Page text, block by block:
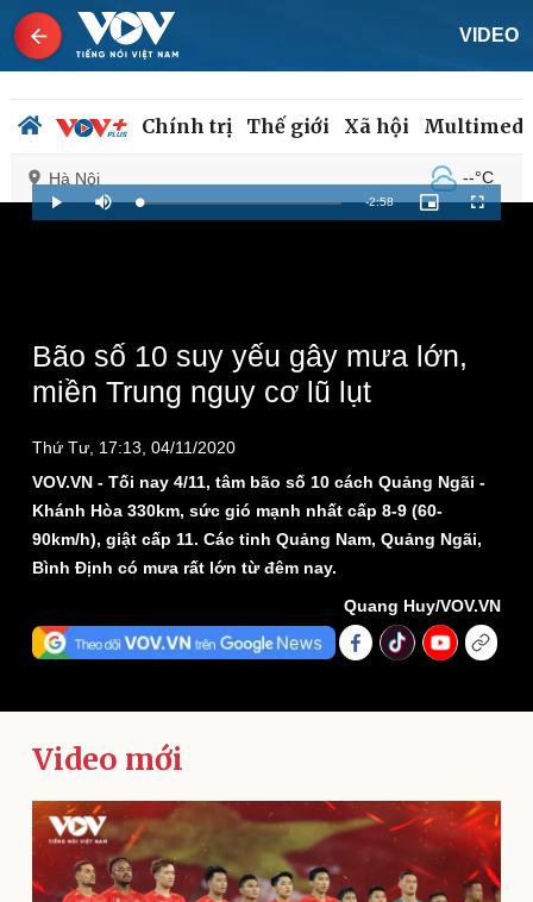
VIDEO
Chính trị Thế giới Xã hội
Hà Nội --°C
Tổ chức nhân sự
Quốc hội
Nhận diện sự thật
Dự báo thời tiết
Giáo dục
Dấu ấn VOV
Quan sát
Cuộc sống đó đây
Hồ sơ
Video
Ảnh
E-Magazine
Infographic
Play Mute Loaded:
2.07%
Remaining
-2:58
Picture-
in-
Fullscreen
Bão số 10 suy yếu gây mưa lớn,
miền Trung nguy cơ lũ lụt
Thứ Tư, 17:13, 04/11/2020
VOV.VN - Tối nay 4/11, tâm bão số 10 cách Quảng Ngãi -
Khánh Hòa 330km, sức gió mạnh nhất cấp 8-9 (60-
90km/h), giật cấp 11. Các tỉnh Quảng Nam, Quảng Ngãi,
Bình Định có mưa rất lớn từ đêm nay.
Quang Huy/VOV.VN
Video mới